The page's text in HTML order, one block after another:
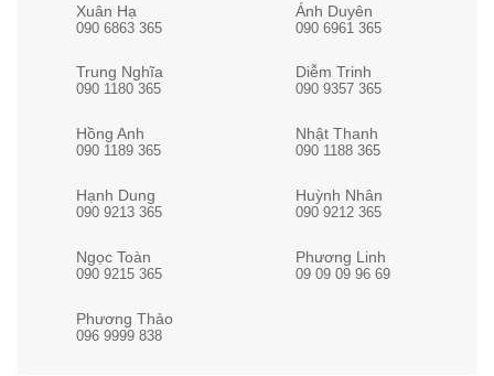
Xuân Hạ
090 6863 365
Ánh Duyên
090 6961 365
Trung Nghĩa
090 1180 365
Diễm Trinh
090 9357 365
Hồng Anh
090 1189 365
Nhật Thanh
090 1188 365
Hạnh Dung
090 9213 365
Huỳnh Nhân
090 9212 365
Ngọc Toàn
090 9215 365
Phương Linh
09 09 09 96 69
Phương Thảo
096 9999 838